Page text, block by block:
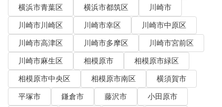
横浜市青葉区
横浜市都筑区
川崎市
川崎市川崎区
川崎市幸区
川崎市中原区
川崎市高津区
川崎市多摩区
川崎市宮前区
川崎市麻生区
相模原市
相模原市緑区
相模原市中央区
相模原市南区
横須賀市
平塚市
鎌倉市 藤沢市
小田原市